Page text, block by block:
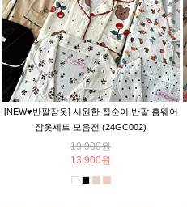
[NEW♥반팔잠옷] 시원한 집순이 반팔 홈웨어
잠옷세트 모음전 (24GC002)
19,900원
13,900원